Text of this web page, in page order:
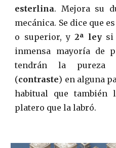
esterlina. Mejora su
mecánica. Se dice que
o superior, y2ª ley si
inmensa mayoría de
tendrán la pureza
(contraste) en alguna
habitual que
platero que la labró.